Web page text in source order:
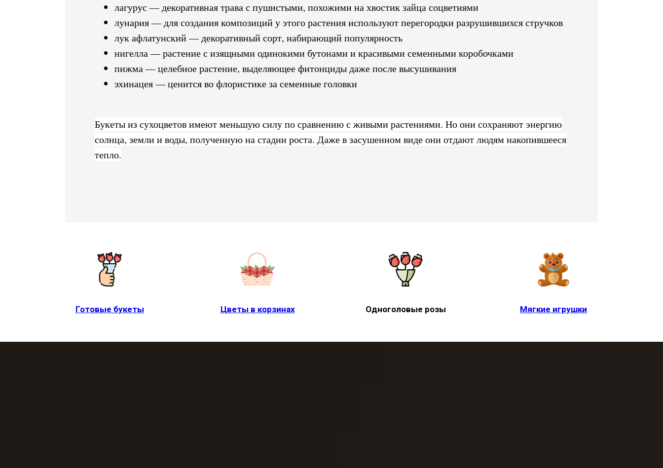
лагурус — декоративная трава с пушистыми, похожими на хвостик зайца соцветиями
лунария — для создания композиций у этого растения используют перегородки разрушившихся стручков
лук афлатунский — декоративный сорт, набирающий популярность
нигелла — растение с изящными одинокими бутонами и красивыми семенными коробочками
пижма — целебное растение, выделяющее фитонциды даже после высушивания
эхинацея — ценится во флористике за семенные головки
Букеты из сухоцветов имеют меньшую силу по сравнению с живыми растениями. Но они сохраняют энергию
солнца, земли и воды, полученную на стадии роста. Даже в засушенном виде они отдают людям накопившееся
тепло.
Готовые букеты Цветы в корзинах Одноголовые розы Мягкие игрушки